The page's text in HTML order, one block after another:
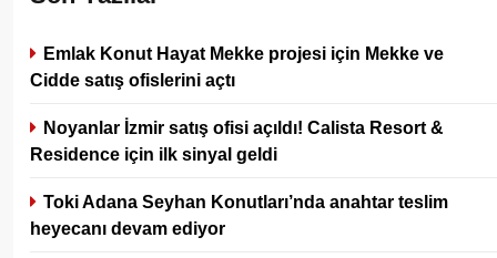
Emlak Konut Hayat Mekke projesi için Mekke ve
Cidde satış ofislerini açtı
Noyanlar İzmir satış ofisi açıldı! Calista Resort &
Residence için ilk sinyal geldi
Toki Adana Seyhan Konutları’nda anahtar teslim
heyecanı devam ediyor